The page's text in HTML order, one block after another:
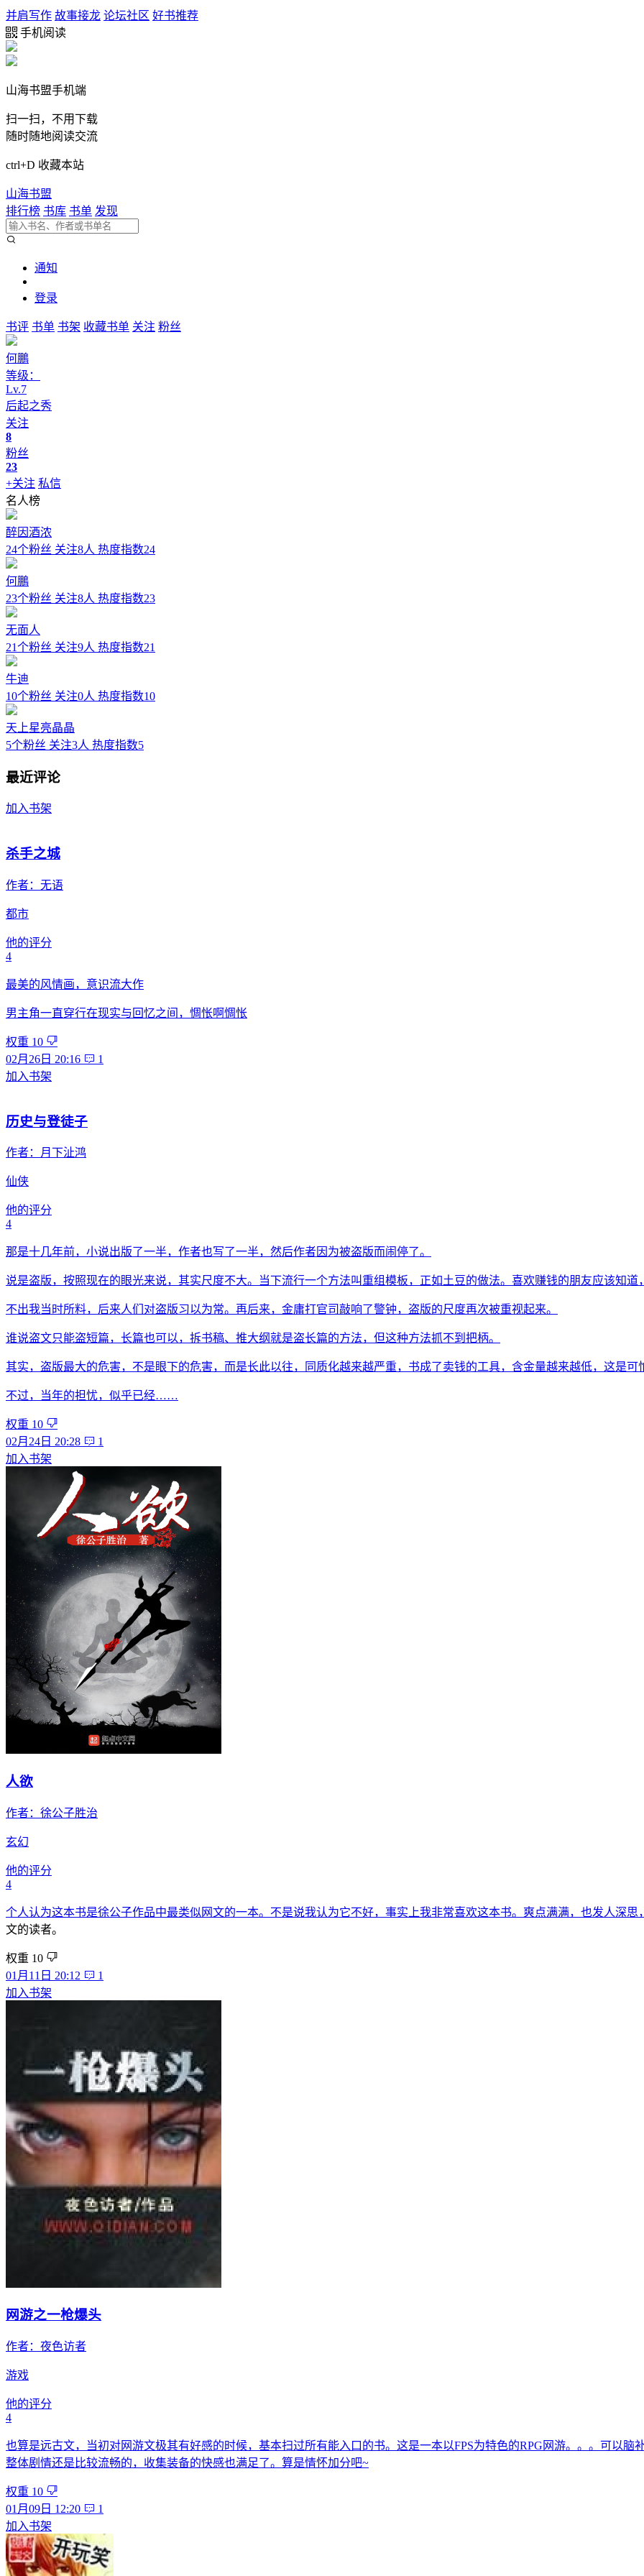
并肩写作 故事接龙 论坛社区 好书推荐
手机阅读
山海书盟手机端
扫一扫，不用下载
随时随地阅读交流
ctrl+D 收藏本站
山海书盟
排行榜 书库 书单 发现
通知
登录
书评 书单 书架 收藏书单 关注 粉丝
何鵬
等级：
Lv.7
后起之秀
关注
8
粉丝
23
+关注 私信
名人榜
醉因酒浓
24个粉丝 关注8人 热度指数24
何鵬
23个粉丝 关注8人 热度指数23
无面人
21个粉丝 关注9人 热度指数21
牛迪
10个粉丝 关注0人 热度指数10
天上星亮晶晶
5个粉丝 关注3人 热度指数5
最近评论
加入书架
杀手之城
作者： 无语
都市
他的评分
4
最美的风情画，意识流大作
男主角一直穿行在现实与回忆之间，惆怅啊惆怅
权重 10
02月26日 20:16
1
加入书架
历史与登徒子
作者： 月下沚鸿
仙侠
他的评分
4
那是十几年前，小说出版了一半，作者也写了一半，然后作者因为被盗版而闹停了。
说是盗版，按照现在的眼光来说，其实尺度不大。当下流行一个方法叫重组模板，正如土豆的做法。喜欢赚钱的朋友应该知
不出我当时所料，后来人们对盗版习以为常。再后来，金庸打官司敲响了警钟，盗版的尺度再次被重视起来。
谁说盗文只能盗短篇，长篇也可以，拆书稿、推大纲就是盗长篇的方法，但这种方法抓不到把柄。
其实，盗版最大的危害，不是眼下的危害，而是长此以往，同质化越来越严重，书成了卖钱的工具，含金量越来越低，这是可
不过，当年的担忧，似乎已经……
权重 10
02月24日 20:28
1
加入书架
人欲
作者： 徐公子胜治
玄幻
他的评分
4
个人认为这本书是徐公子作品中最类似网文的一本。不是说我认为它不好，事实上我非常喜欢这本书。爽点满满，也发人深思
文的读者。
权重 10
01月11日 20:12
1
加入书架
网游之一枪爆头
作者： 夜色访者
游戏
他的评分
4
也算是远古文，当初对网游文极其有好感的时候，基本扫过所有能入口的书。这是一本以FPS为特色的RPG网游。。。可以
整体剧情还是比较流畅的，收集装备的快感也满足了。算是情怀加分吧~
权重 10
01月09日 12:20
1
加入书架